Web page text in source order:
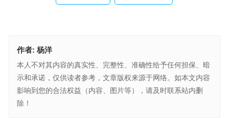
作者: 杨洋
本人不对其内容的真实性、完整性、准确性给予任何担保、暗
示和承诺，仅供读者参考，文章版权来源于网络。如本文内容
影响到您的合法权益（内容、图片等），请及时联系站内删
除！